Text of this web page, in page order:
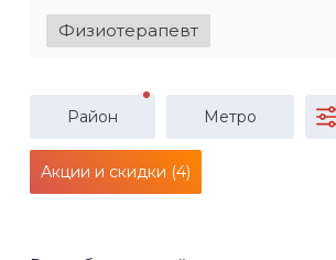
Физиотерапевт
Район Метро
Акции и скидки (4)